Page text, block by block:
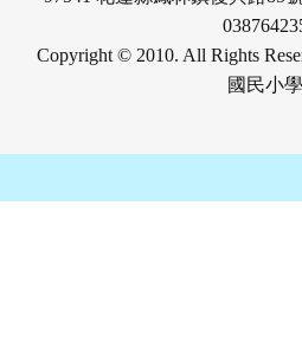
Copyright © 2010. All Rights
國民小學